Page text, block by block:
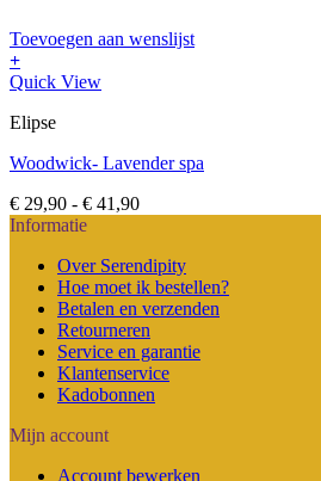
Toevoegen aan wenslijst
+
Dit
heeft
variaties.
optie
kan
worden
productpagina
Quick View
Elipse
Woodwick- Lavender spa
€ 29,90 - € 41,90Prijsklasse:
€ 41,90
Informatie
Over Serendipity
Hoe moet ik bestellen?
Betalen en verzenden
Retourneren
Service en garantie
Klantenservice
Kadobonnen
Mijn account
Account bewerken